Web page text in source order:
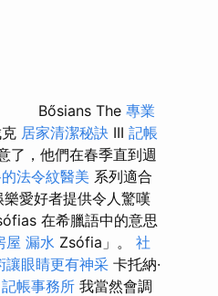
Bősians The 專業
居家清潔秘訣 III 記帳
了，他們在春季直到週
法令紋醫美 系列適合
愛好者提供令人驚嘆
在希臘語中的意思
屋 漏水 Zsófia」。 社
讓眼睛更有神采 卡托納·
記帳事務所 我當然會調